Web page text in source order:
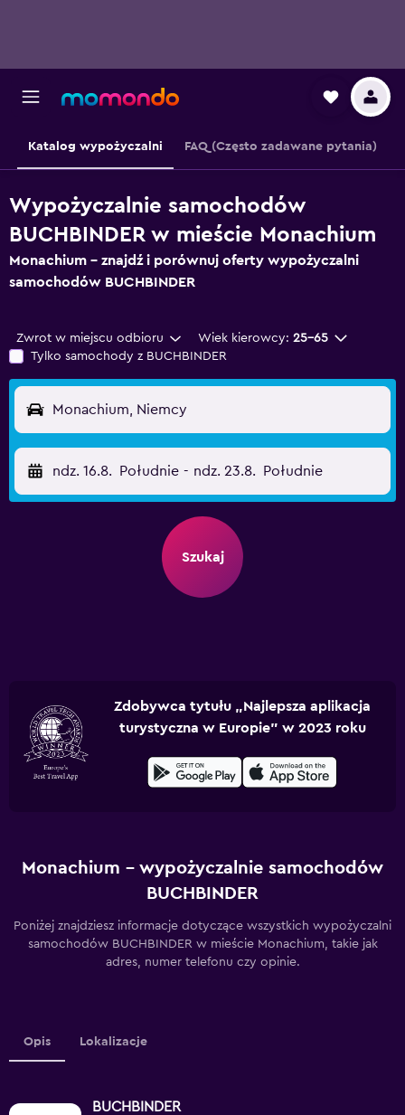
Katalog wypożyczalni FAQ (Często zadawane pytania)
Wypożyczalnie samochodów
BUCHBINDER w mieście Monachium
Monachium – znajdź i porównuj oferty wypożyczalni
samochodów BUCHBINDER
Zwrot w miejscu odbioru Wiek kierowcy: 25-65
Tylko samochody z BUCHBINDER
Monachium, Niemcy
ndz. 16.8. Południe - ndz. 23.8. Południe
Szukaj
Zdobywca tytułu „Najlepsza aplikacja
turystyczna w Europie” w 2023 roku
Monachium – wypożyczalnie samochodów
BUCHBINDER
Poniżej znajdziesz informacje dotyczące wszystkich wypożyczalni
samochodów BUCHBINDER w mieście Monachium, takie jak
adres, numer telefonu czy opinie.
Opis Lokalizacje
BUCHBINDER